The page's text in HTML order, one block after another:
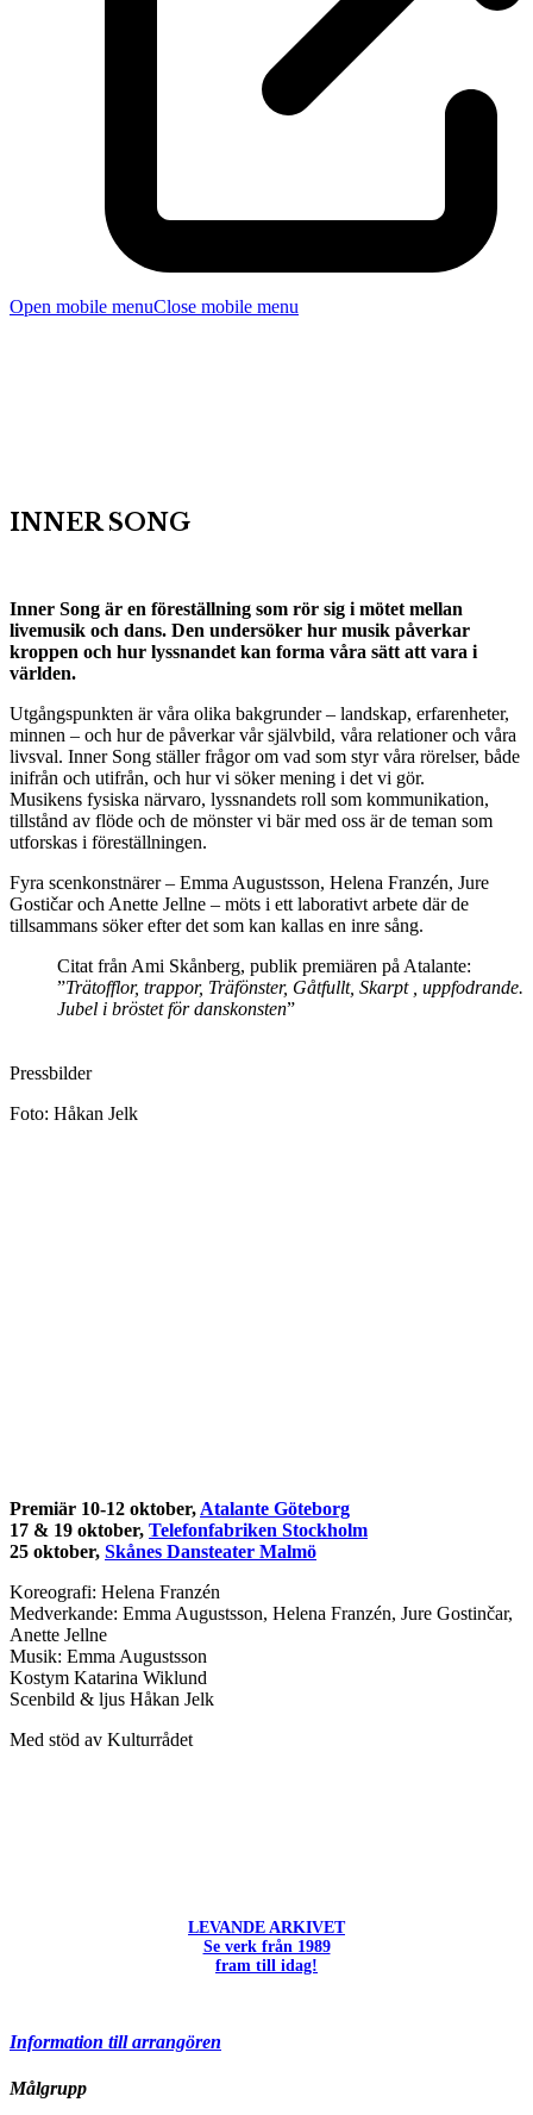
Open mobile menuClose mobile menu
INNER SONG
Inner Song är en föreställning som rör sig i mötet mellan
livemusik och dans. Den undersöker hur musik påverkar
kroppen och hur lyssnandet kan forma våra sätt att vara i
världen.
Utgångspunkten är våra olika bakgrunder – landskap, erfarenheter,
minnen – och hur de påverkar vår självbild, våra relationer och våra
livsval. Inner Song ställer frågor om vad som styr våra rörelser, både
inifrån och utifrån, och hur vi söker mening i det vi gör.
Musikens fysiska närvaro, lyssnandets roll som kommunikation,
tillstånd av flöde och de mönster vi bär med oss är de teman som
utforskas i föreställningen.
Fyra scenkonstnärer – Emma Augustsson, Helena Franzén, Jure
Gostičar och Anette Jellne – möts i ett laborativt arbete där de
tillsammans söker efter det som kan kallas en inre sång.
Citat från Ami Skånberg, publik premiären på Atalante:
”Trätofflor, trappor, Träfönster, Gåtfullt, Skarpt , uppfodrande.
Jubel i bröstet för danskonsten”
Pressbilder
Foto: Håkan Jelk
Premiär 10-12 oktober, Atalante Göteborg
17 & 19 oktober, Telefonfabriken Stockholm
25 oktober, Skånes Dansteater Malmö
Koreografi: Helena Franzén
Medverkande: Emma Augustsson, Helena Franzén, Jure Gostinčar,
Anette Jellne
Musik: Emma Augustsson
Kostym Katarina Wiklund
Scenbild & ljus Håkan Jelk
Med stöd av Kulturrådet
LEVANDE ARKIVET
Se verk från 1989
fram till idag!
Information till arrangören
Målgrupp